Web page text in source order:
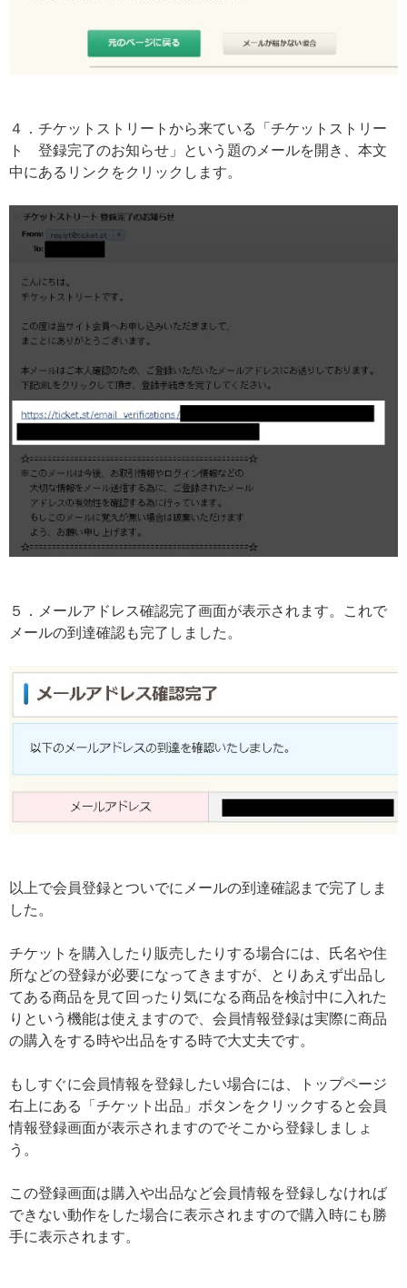
４．チケットストリートから来ている「チケットストリー
ト 登録完了のお知らせ」という題のメールを開き、本文
中にあるリンクをクリックします。
５．メールアドレス確認完了画面が表示されます。これで
メールの到達確認も完了しました。
以上で会員登録とついでにメールの到達確認まで完了しま
した。
チケットを購入したり販売したりする場合には、氏名や住
所などの登録が必要になってきますが、とりあえず出品し
てある商品を見て回ったり気になる商品を検討中に入れた
りという機能は使えますので、会員情報登録は実際に商品
の購入をする時や出品をする時で大丈夫です。
もしすぐに会員情報を登録したい場合には、トップページ
右上にある「チケット出品」ボタンをクリックすると会員
情報登録画面が表示されますのでそこから登録しましょ
う。
この登録画面は購入や出品など会員情報を登録しなければ
できない動作をした場合に表示されますので購入時にも勝
手に表示されます。